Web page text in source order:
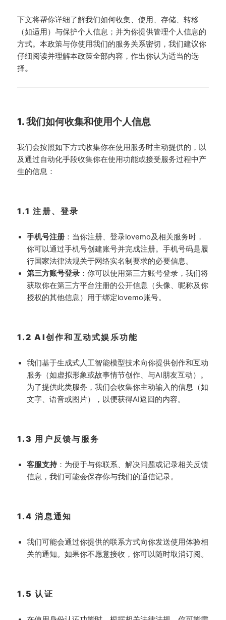
下文将帮你详细了解我们如何收集、使用、存储、转移
（如适用）与保护个人信息；并为你提供管理个人信息的
方式。本政策与你使用我们的服务关系密切，我们建议你
仔细阅读并理解本政策全部内容，作出你认为适当的选
择。
1. 我们如何收集和使用个人信息
我们会按照如下方式收集你在使用服务时主动提供的，以
及通过自动化手段收集你在使用功能或接受服务过程中产
生的信息：
1.1 注册、登录
手机号注册：当你注册、登录lovemo及相关服务时，
你可以通过手机号创建账号并完成注册。手机号码是履
行国家法律法规关于网络实名制要求的必要信息。
第三方账号登录：你可以使用第三方账号登录，我们将
获取你在第三方平台注册的公开信息（头像、昵称及你
授权的其他信息）用于绑定lovemo账号。
1.2 AI创作和互动式娱乐功能
我们基于生成式人工智能模型技术向你提供创作和互动
服务（如虚拟形象或故事情节创作、与AI朋友互动）。
为了提供此类服务，我们会收集你主动输入的信息（如
文字、语音或图片），以便获得AI返回的内容。
1.3 用户反馈与服务
客服支持：为便于与你联系、解决问题或记录相关反馈
信息，我们可能会保存你与我们的通信记录。
1.4 消息通知
我们可能会通过你提供的联系方式向你发送使用体验相
关的通知。如果你不愿意接收，你可以随时取消订阅。
1.5 认证